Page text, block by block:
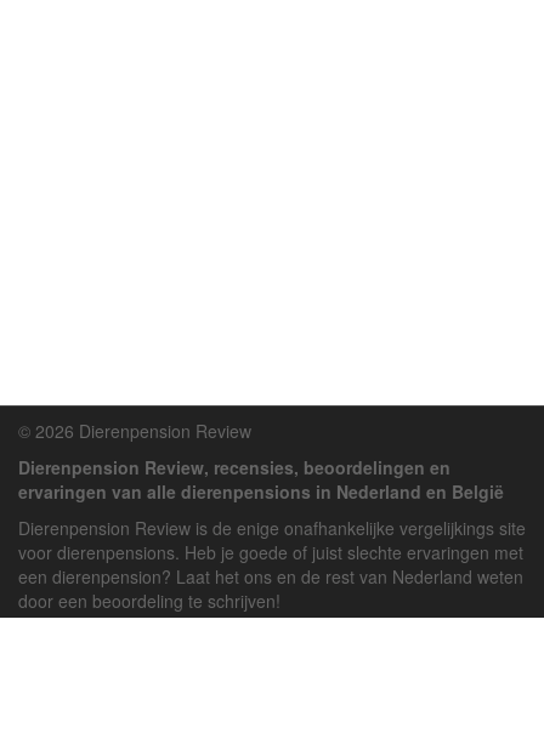
© 2026 Dierenpension Review
Dierenpension Review, recensies, beoordelingen en
ervaringen van alle dierenpensions in Nederland en België
Dierenpension Review is de enige onafhankelijke vergelijkings site
voor dierenpensions. Heb je goede of juist slechte ervaringen met
een dierenpension? Laat het ons en de rest van Nederland weten
door een beoordeling te schrijven!